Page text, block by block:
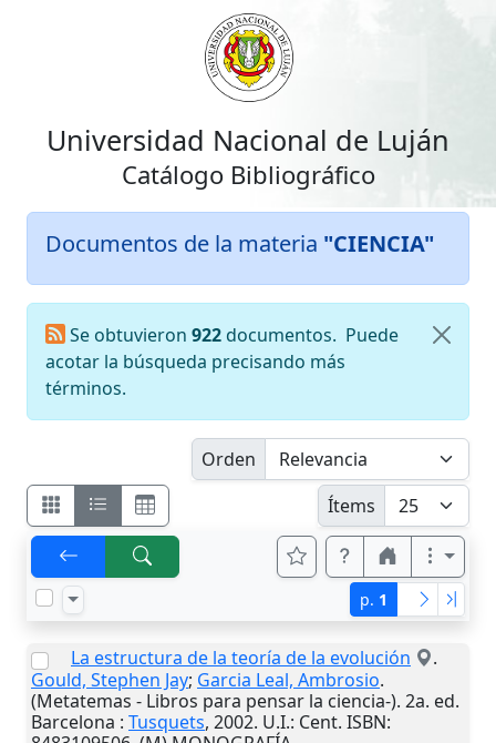
Universidad Nacional de Luján
Catálogo Bibliográfico
Documentos de la materia "CIENCIA"
Se obtuvieron 922documentos. Puede
acotar la búsqueda precisando más
términos.
Orden
Ítems
p. 1
La estructura de la teoría de la evolución
.
Gould, Stephen Jay; Garcia Leal, Ambrosio.
(Metatemas - Libros para pensar la ciencia-). 2a. ed.
Barcelona : Tusquets, 2002. U.I.: Cent. ISBN: